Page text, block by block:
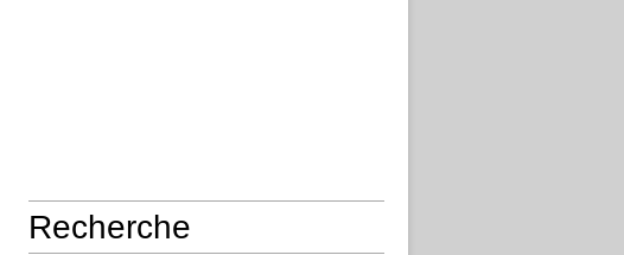
Recherche